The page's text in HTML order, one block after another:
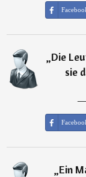
„Die
sie
„Ein